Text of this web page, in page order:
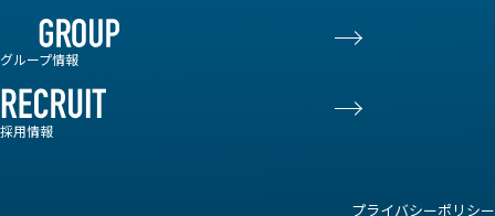
グループ情報
採用情報
プライバシーポリシー